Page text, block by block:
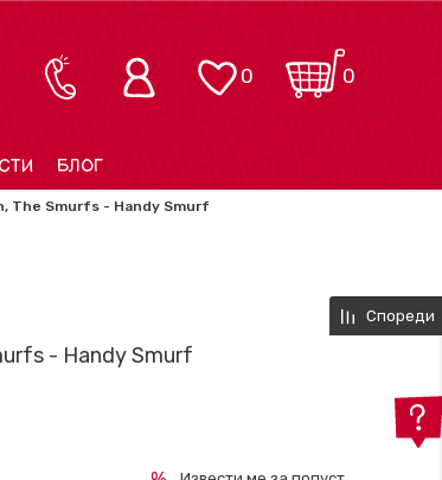
0
0
БЛОГ
The Smurfs - Handy Smurf
- Handy Smurf
Спореди